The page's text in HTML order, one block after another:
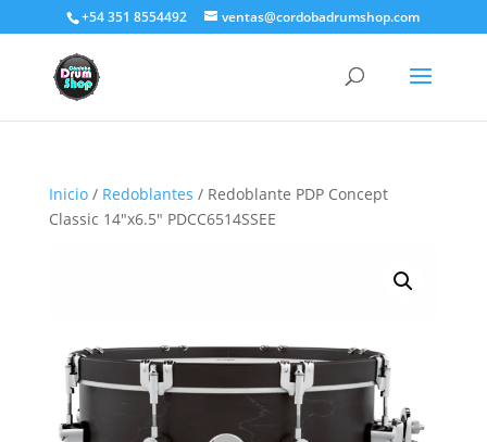
+54 351 8554492 ventas@cordobadrumshop.com
Inicio/ Redoblantes / Redoblante PDP Concept
Classic 14″x6.5″ PDCC6514SSEE